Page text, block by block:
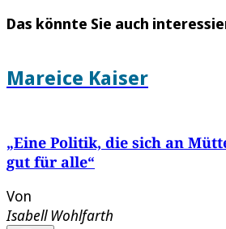
Das könnte Sie auch
Mareice Kaiser
„Eine Politik, die sich an
gut für alle“
Von
Isabell Wohlfarth